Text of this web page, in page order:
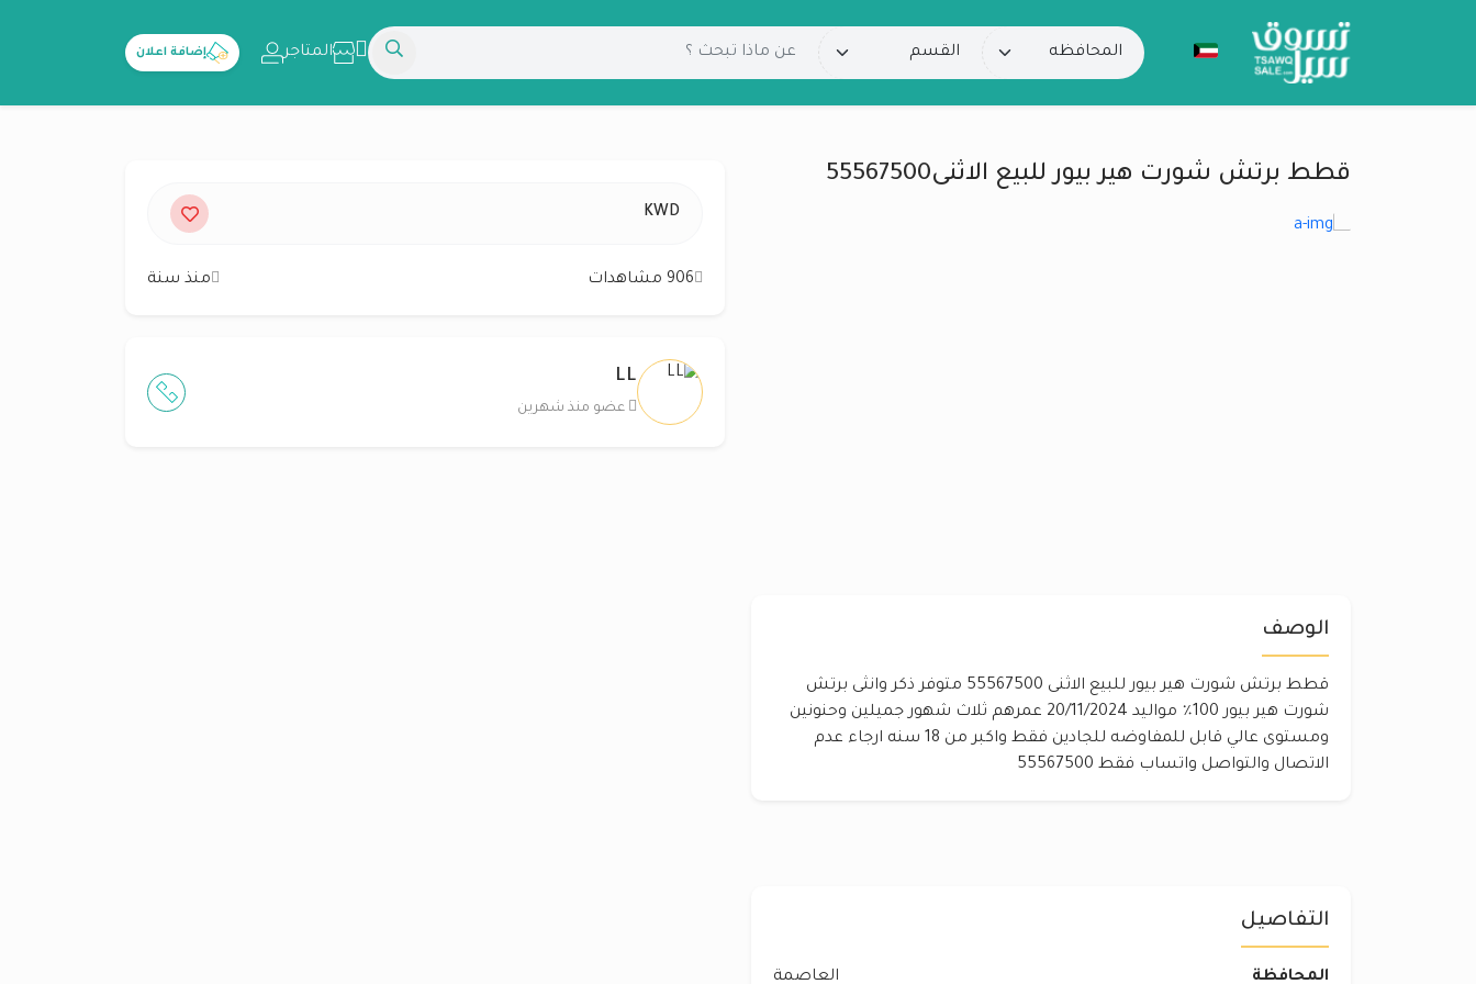
المتاجر إضافة اعلان
قطط برتش شورت هير بيور للبيع الاثنى55567500
الوصف
قطط برتش شورت هير بيور للبيع الاثنى 55567500 متوفر ذكر وانثى برتش
شورت هير بيور 100٪؜ مواليد 20/11/2024 عمرهم ثلاث شهور جميلين وحنونين
ومستوى عالي قابل للمفاوضه للجادين فقط واكبر من 18 سنه ارجاء عدم
الاتصال والتواصل واتساب فقط 55567500
KWD
906 مشاهدات منذ سنة
LL
عضو منذ شهرين
التفاصيل
المحافظة العاصمة